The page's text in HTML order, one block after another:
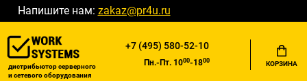
Напишите нам: zakaz@pr4u.ru
дистрибьютор серверного
и сетевого оборудования
+7 (495) 580-52-10
Пн.-Пт. 1000-1800 КОРЗИНА